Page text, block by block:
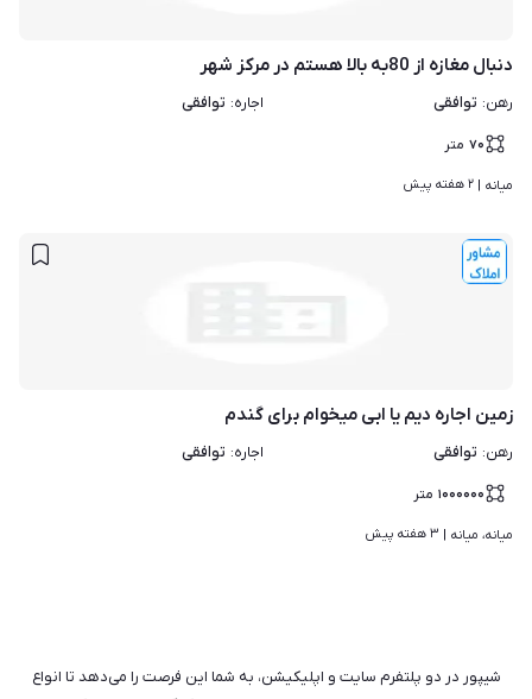
دنبال مغازه از 80به بالا هستم در مرکز شهر
رهن: توافقی اجاره: توافقی
۷۰ متر
میانه | ۲ هفته پیش
زمین اجاره دیم یا ابی میخوام برای گندم
رهن: توافقی اجاره: توافقی
۱۰۰۰۰۰۰ متر
میانه، میانه | ۳ هفته پیش
شیپور در دو پلتفرم سایت و اپلیکیشن، به شما این فرصت را می‌دهد تا انواع